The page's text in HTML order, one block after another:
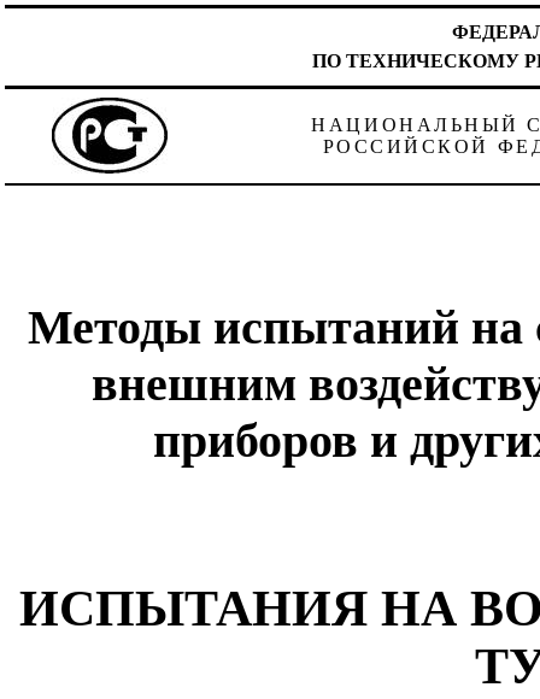
ПО ТЕХНИЧЕСКОМУ
НАЦИОНАЛЬНЫЙ
РОССИЙСКОЙ
Методы испытаний на
внешним
приборов и
ИСПЫТАНИЯ НА